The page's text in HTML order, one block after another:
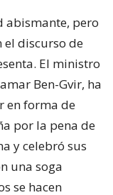
abismante, pero
el discurso de
El ministro
Ben-Gvir, ha
en forma de
por la pena de
y celebró sus
una soga
se hacen